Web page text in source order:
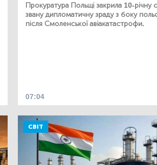
Прокуратура Польщі закрила 10-річну
звану дипломатичну зраду з боку
після Смоленської авіакатастрофи.
07:04
СВІТ